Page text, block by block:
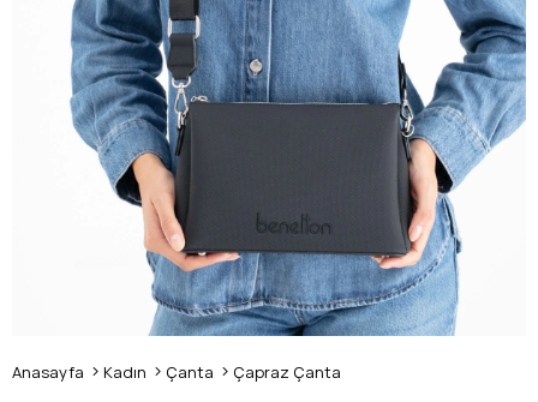
Anasayfa Kadın Çanta Çapraz Çanta